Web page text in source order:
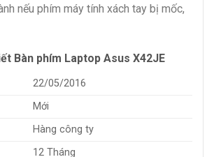
nếu phím máy tính xách tay bị mốc,
Bàn phím Laptop Asus X42JE
22/05/2016
Mới
Hàng công ty
12 Tháng